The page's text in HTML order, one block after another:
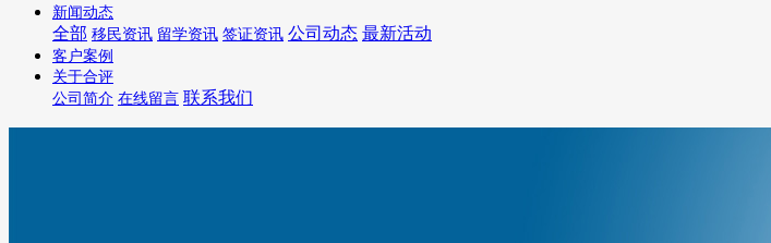
新闻动态
全部 移民资讯 留学资讯 签证资讯 公司动态 最新活动
客户案例
关于合评
公司简介 在线留言 联系我们